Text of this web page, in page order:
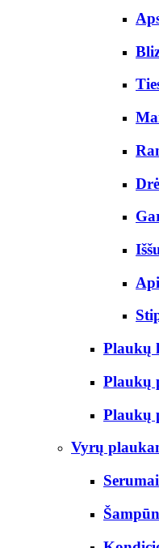
Plaukų
Plaukų
Plaukų
Vyrų
Serumai